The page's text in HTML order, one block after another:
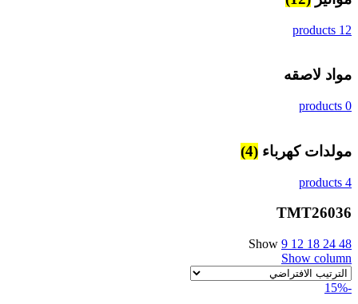
12 products
مواد لاصقه
0 products
مولدات كهرباء (4)
4 products
TMT26036
Show 9 12 18 24 48
Show column
-15%